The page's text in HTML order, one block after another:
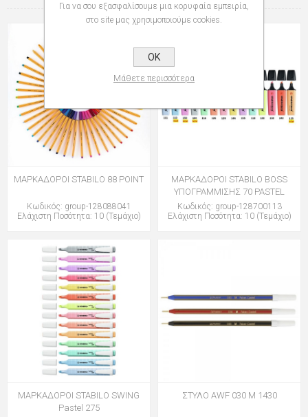
ΜΑΡΚΑΔΟΡΟΙ STABILO 88 POINT
Κωδικός: group-128088041
Ελάχιστη Ποσότητα: 10 (Τεμάχιο)
ΜΑΡΚΑΔΟΡΟΙ STABILO BOSS
ΥΠΟΓΡΑΜΜΙΣΗΣ 70 PASTEL
Κωδικός: group-128700113
Ελάχιστη Ποσότητα: 10 (Τεμάχιο)
ΜΑΡΚΑΔΟΡΟΙ STABILO SWING
Pastel 275
ΣΤΥΛΟ AWF 030 M 1430
Για να σου εξασφαλίσουμε μια κορυφαία εμπειρία,
στο site μας χρησιμοποιούμε cookies.
OK
Μάθετε περισσότερα